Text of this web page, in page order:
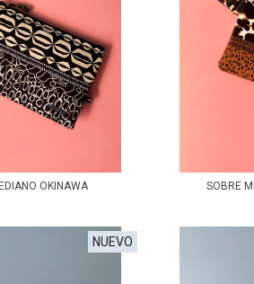
OKINAWA SOBRE
NUEVO